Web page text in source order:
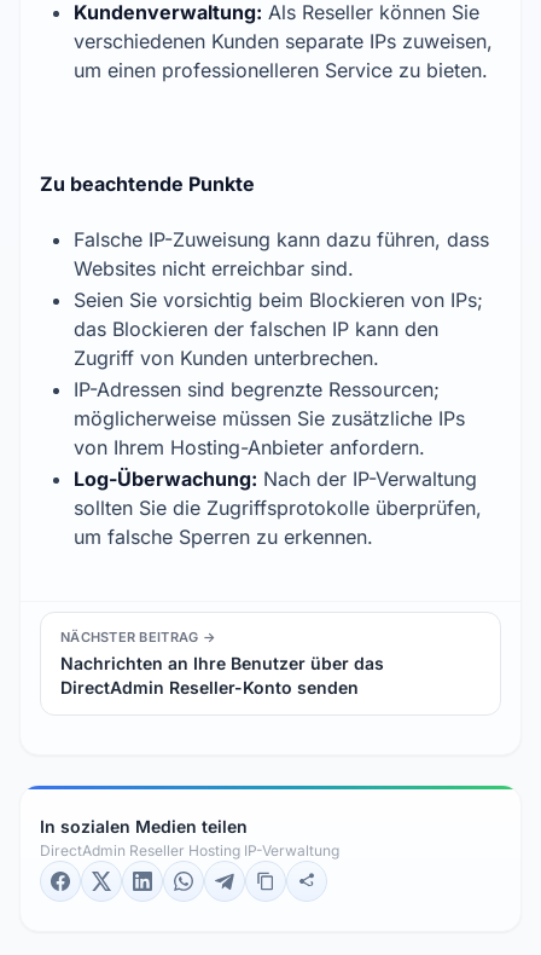
Kundenverwaltung: Als Reseller können Sie
verschiedenen Kunden separate IPs zuweisen,
um einen professionelleren Service zu bieten.
Zu beachtende Punkte
Falsche IP-Zuweisung kann dazu führen, dass
Websites nicht erreichbar sind.
Seien Sie vorsichtig beim Blockieren von IPs;
das Blockieren der falschen IP kann den
Zugriff von Kunden unterbrechen.
IP-Adressen sind begrenzte Ressourcen;
möglicherweise müssen Sie zusätzliche IPs
von Ihrem Hosting-Anbieter anfordern.
Log-Überwachung: Nach der IP-Verwaltung
sollten Sie die Zugriffsprotokolle überprüfen,
um falsche Sperren zu erkennen.
NÄCHSTER BEITRAG →
Nachrichten an Ihre Benutzer über das
DirectAdmin Reseller-Konto senden
In sozialen Medien teilen
DirectAdmin Reseller Hosting IP-Verwaltung